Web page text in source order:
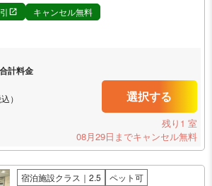
キャンセル無料
計料金
） 選択する
残り1 室
08月29日までキャンセル無料
宿泊施設クラス｜2.5 ペット可